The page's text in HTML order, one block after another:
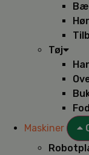
Tøj
Maskiner